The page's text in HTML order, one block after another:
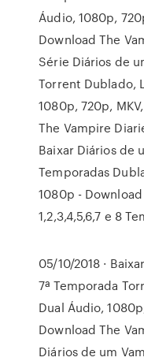
Áudio, 1080p,
Download The
Série Diários de
Torrent Dublado,
1080p, 720p,
The Vampire
Baixar Diários de
Temporadas
1080p -
1,2,3,4,5,6,7 e 8
05/10/2018 ·
7ª Temporada
Dual Áudio,
Download The
Diários de um